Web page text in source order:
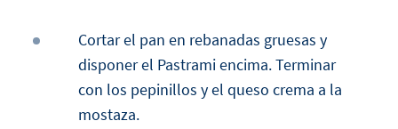
Cortar el pan en rebanadas gruesas y
disponer el Pastrami encima. Terminar
con los pepinillos y el queso crema a la
mostaza.